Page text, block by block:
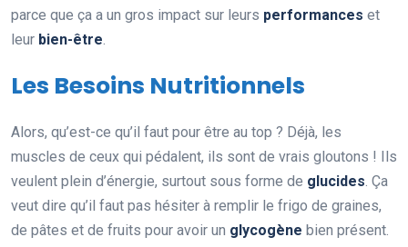
parce que ça a un gros impact sur leurs performances et
leur bien-être
Les Besoins Nutritionnels
Alors, qu’est-ce qu’il faut pour être au top ? Déjà, les
muscles de ceux qui pédalent, ils sont de vrais gloutons ! Ils
veulent plein d’énergie, surtout sous forme de glucides . Ça
veut dire qu’il faut pas hésiter à remplir le frigo de graines,
de pâtes et de fruits pour avoir un glycogène bien présent.